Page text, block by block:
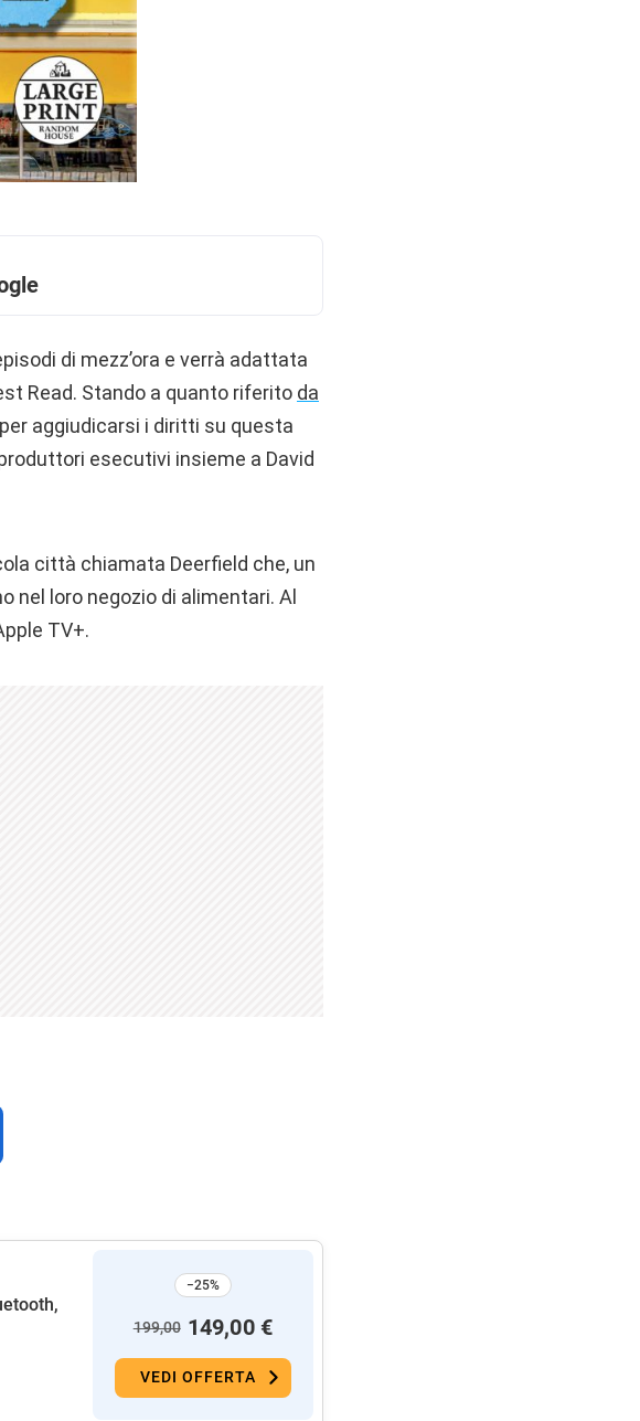
di mezz’ora e verrà adattata
Read. Stando a quanto riferito da
aggiudicarsi i diritti su questa
esecutivi insieme a David
città chiamata Deerfield che, un
nel loro negozio di alimentari. Al
TV+.
−25%
199,00 149,00 €
VEDI OFFERTA